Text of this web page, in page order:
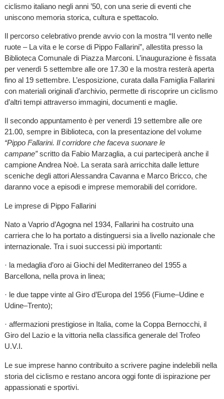
ciclismo italiano negli anni ’50, con una serie di eventi che
uniscono memoria storica, cultura e spettacolo.
Il percorso celebrativo prende avvio con la mostra “Il vento nelle
ruote – La vita e le corse di Pippo Fallarini”, allestita presso la
Biblioteca Comunale di Piazza Marconi. L’inaugurazione è fissata
per venerdì 5 settembre alle ore 17.30 e la mostra resterà aperta
fino al 19 settembre. L’esposizione, curata dalla Famiglia Fallarini
con materiali originali d’archivio, permette di riscoprire un ciclismo
d’altri tempi attraverso immagini, documenti e maglie.
Il secondo appuntamento è per venerdì 19 settembre alle ore
21.00, sempre in Biblioteca, con la presentazione del volume
“Pippo Fallarini. Il corridore che faceva suonare le
campane”scritto da Fabio Marzaglia, a cui parteciperà anche il
campione Andrea Noè. La serata sarà arricchita dalle letture
sceniche degli attori Alessandra Cavanna e Marco Bricco, che
daranno voce a episodi e imprese memorabili del corridore.
Le imprese di Pippo Fallarini
Nato a Vaprio d’Agogna nel 1934, Fallarini ha costruito una
carriera che lo ha portato a distinguersi sia a livello nazionale che
internazionale. Tra i suoi successi più importanti:
· la medaglia d’oro ai Giochi del Mediterraneo del 1955 a
Barcellona, nella prova in linea;
· le due tappe vinte al Giro d’Europa del 1956 (Fiume–Udine e
Udine–Trento);
· affermazioni prestigiose in Italia, come la Coppa Bernocchi, il
Giro del Lazio e la vittoria nella classifica generale del Trofeo
U.V.I.
Le sue imprese hanno contribuito a scrivere pagine indelebili nella
storia del ciclismo e restano ancora oggi fonte di ispirazione per
appassionati e sportivi.